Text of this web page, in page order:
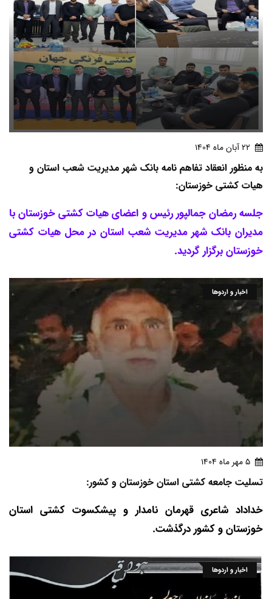
22 آبان ماه 1404
به منظور انعقاد تفاهم نامه بانک شهر مدیریت شعب استان و
هیات کشتی خوزستان:
جلسه رمضان جمالپور رئیس و اعضای هیات کشتی خوزستان با
مدیران بانک شهر مدیریت شعب استان در محل هیات کشتی
خوزستان برگزار گردید.
اخبار و اردوها
5 مهر ماه 1404
تسلیت جامعه کشتی استان خوزستان و کشور:
خداداد شاعری قهرمان نامدار و پیشکسوت کشتی استان
خوزستان و کشور درگذشت.
اخبار و اردوها